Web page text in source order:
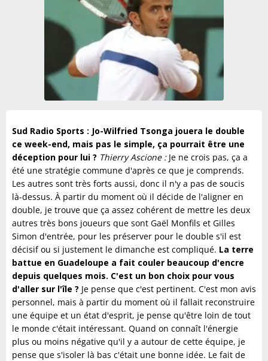
Sud Radio Sports : Jo-Wilfried Tsonga jouera le double
ce week-end, mais pas le simple, ça pourrait être une
déception pour lui ? Thierry Ascione :Je ne crois pas, ça a
été une stratégie commune d'après ce que je comprends.
Les autres sont très forts aussi, donc il n'y a pas de soucis
là-dessus. À partir du moment où il décide de l'aligner en
double, je trouve que ça assez cohérent de mettre les deux
autres très bons joueurs que sont Gaël Monfils et Gilles
Simon d'entrée, pour les préserver pour le double s'il est
décisif ou si justement le dimanche est compliqué. La terre
battue en Guadeloupe a fait couler beaucoup d'encre
depuis quelques mois. C'est un bon choix pour vous
d'aller sur l'île ? Je pense que c'est pertinent. C'est mon avis
personnel, mais à partir du moment où il fallait reconstruire
une équipe et un état d'esprit, je pense qu'être loin de tout
le monde c'était intéressant. Quand on connaît l'énergie
plus ou moins négative qu'il y a autour de cette équipe, je
pense que s'isoler là bas c'était une bonne idée. Le fait de